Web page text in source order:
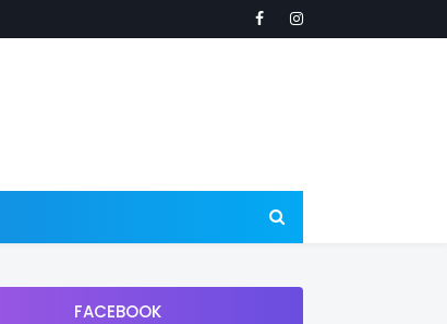
FACEBOOK